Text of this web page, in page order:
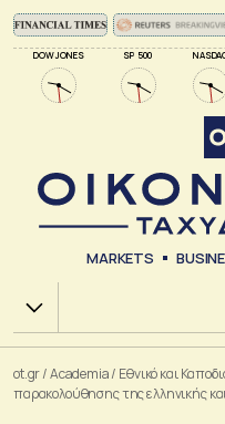
DOW JONES SP 500
MARKETS
Χ.Α.
ot.gr/Academia/ Εθνικό και
παρακολούθησης της ελληνικής